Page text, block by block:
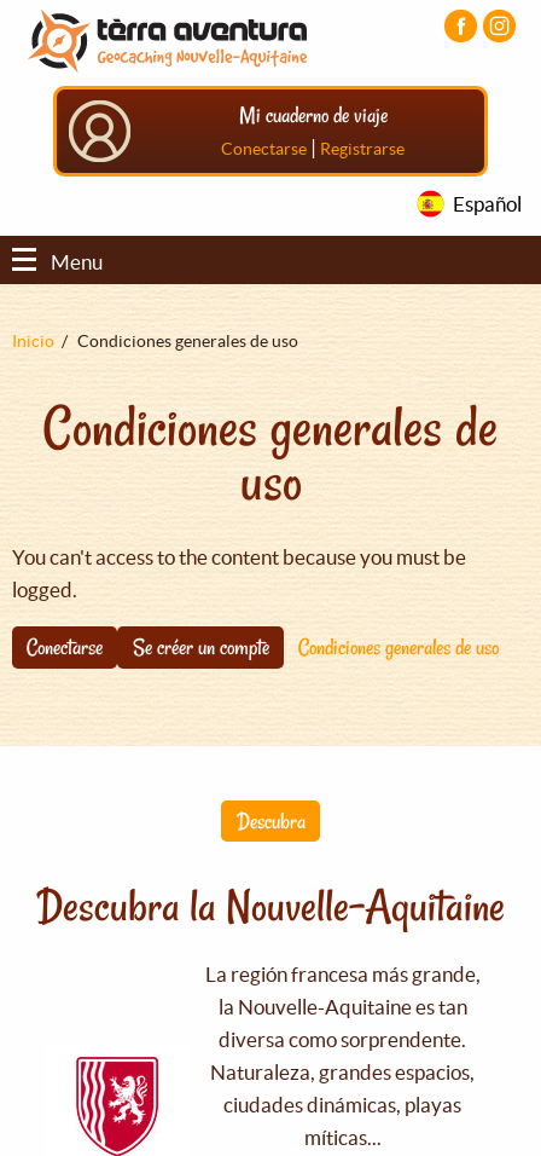
Pasar
contenido
principal
Pasar
menú
principal
Pasar
principal
Mi cuaderno de viaje
Conectarse | Registrarse
Español
Menu
Sobrescribir
ayuda
navegación
Inicio Condiciones generales de uso
Condiciones generales de
uso
You can't access to the content because you must be
logged.
Conectarse Se créer un compte Condiciones generales de uso
Descubra
Descubra la Nouvelle-Aquitaine
La región francesa más grande,
la Nouvelle-Aquitaine es tan
diversa como sorprendente.
Naturaleza, grandes espacios,
ciudades dinámicas, playas
míticas...